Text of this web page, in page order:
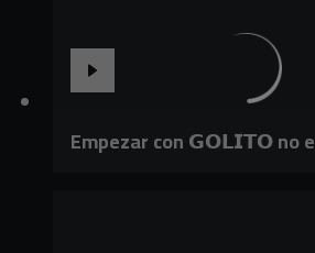
Empezar con 𝗚𝗢𝗟𝗜𝗧𝗢 no